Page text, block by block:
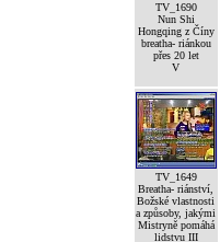
TV_1690
Nun Shi
Hongqing z Číny
breatha- riánkou
přes 20 let
V
TV_1649
Breatha- riánství,
Božské vlastnosti
a způsoby, jakými
Mistryně pomáhá
lidstvu III